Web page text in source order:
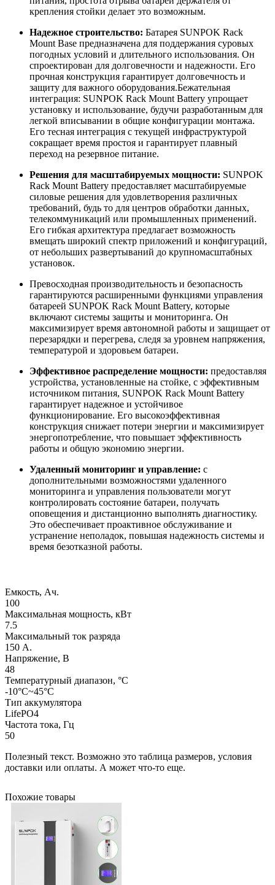
крепления стойки делает это возможным.
Надежное строительство: Батарея SUNPOK Rack
Mount Base предназначена для поддержания суровых
погодных условий и длительного использования. Он
спроектирован для долговечности и надежности. Его
прочная конструкция гарантирует долговечность и
защиту для важного оборудования.Бежательная
интеграция: SUNPOK Rack Mount Battery упрощает
установку и использование, будучи разработанным для
легкой вписывании в общие конфигурации монтажа.
Его тесная интеграция с текущей инфраструктурой
сокращает время простоя и гарантирует плавный
переход на резервное питание.
Решения для масштабируемых мощности: SUNPOK
Rack Mount Battery предоставляет масштабируемые
силовые решения для удовлетворения различных
требований, будь то для центров обработки данных,
телекоммуникаций или промышленных применений.
Его гибкая архитектура предлагает возможность
вмещать широкий спектр приложений и конфигураций,
от небольших развертываний до крупномасштабных
установок.
Превосходная производительность и безопасность
гарантируются расширенными функциями управления
батареей SUNPOK Rack Mount Battery, которые
включают системы защиты и мониторинга. Он
максимизирует время автономной работы и защищает от
перезарядки и перегрева, следя за уровнем напряжения,
температурой и здоровьем батареи.
Эффективное распределение мощности: предоставляя
устройства, установленные на стойке, с эффективным
источником питания, SUNPOK Rack Mount Battery
гарантирует надежное и устойчивое
функционирование. Его высокоэффективная
конструкция снижает потери энергии и максимизирует
энергопотребление, что повышает эффективность
работы и общую экономию энергии.
Удаленный мониторинг и управление: с
дополнительными возможностями удаленного
мониторинга и управления пользователи могут
контролировать состояние батареи, получать
оповещения и дистанционно выполнять диагностику.
Это обеспечивает проактивное обслуживание и
устранение неполадок, повышая надежность системы и
время безотказной работы.
Емкость, Ач.
100
Максимальная мощность, кВт
7.5
Максимальный ток разряда
150 А.
Напряжение, В
48
Температурный диапазон, °C
-10°C~45°C
Тип аккумулятора
LifePO4
Частота тока, Гц
50
Полезный текст. Возможно это таблица размеров, условия
доставки или оплаты. А может что-то еще.
Похожие товары